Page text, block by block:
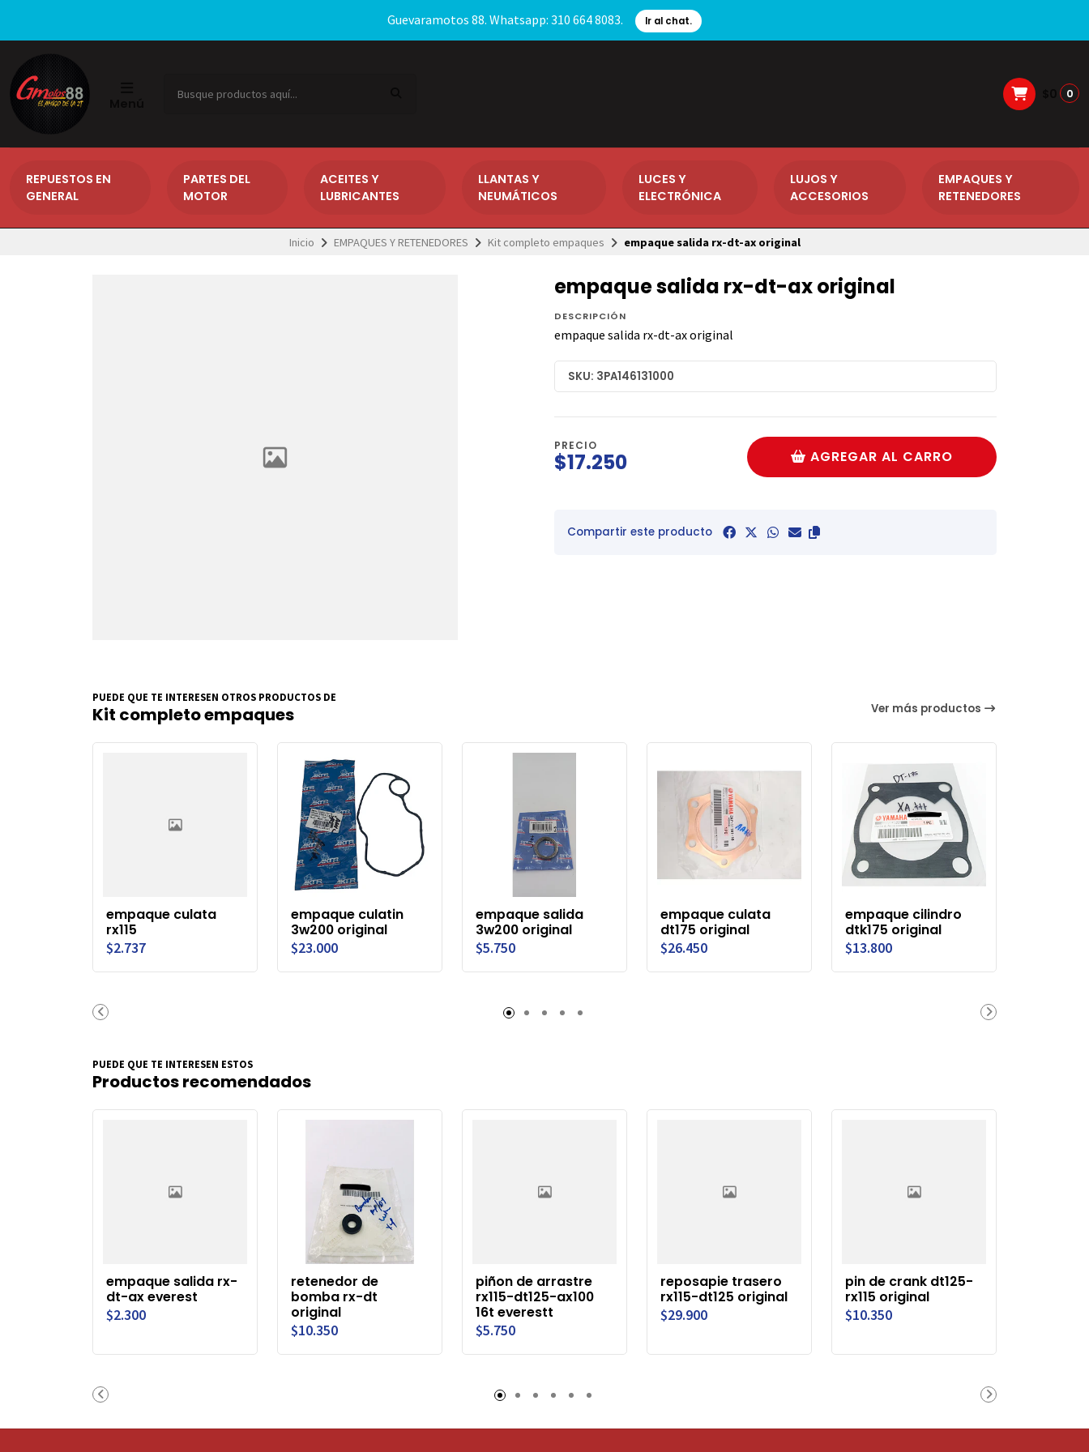
Guevaramotos 88. Whatsapp: 310 664 8083. Ir al chat.
0
REPUESTOS EN
GENERAL
PARTES DEL
MOTOR
ACEITES Y
LUBRICANTES
LLANTAS Y
NEUMÁTICOS
LUCES Y
ELECTRÓNICA
LUJOS Y
ACCESORIOS
EMPAQUES Y
RETENEDORES
Inicio EMPAQUES Y RETENEDORES Kit completo empaques empaque salida rx-dt-ax original
empaque salida rx-dt-ax original
DESCRIPCIÓN
empaque salida rx-dt-ax original
SKU: 3PA146131000
PRECIO
$17.250 AGREGAR AL CARRO
Compartir este producto
PUEDE QUE TE INTERESEN OTROS PRODUCTOS DE
Kit completo empaques Ver más productos
empaque culata
rx115
$2.737
empaque culatin
3w200 original
$23.000
empaque salida
3w200 original
$5.750
empaque culata
dt175 original
$26.450
empaque cilindro
dtk175 original
$13.800
PUEDE QUE TE INTERESEN ESTOS
Productos recomendados
empaque salida rx-
dt-ax everest
$2.300
retenedor de
bomba rx-dt
original
$10.350
piñon de arrastre
rx115-dt125-ax100
16t everestt
$5.750
reposapie trasero
rx115-dt125 original
$29.900
pin de crank dt125-
rx115 original
$10.350